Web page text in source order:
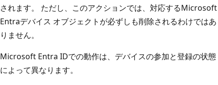
されます。 ただし、このアクションでは、対応するMicrosoft
Entraデバイス オブジェクトが必ずしも削除されるわけではあ
りません。
Microsoft Entra IDでの動作は、デバイスの参加と登録の状態
によって異なります。